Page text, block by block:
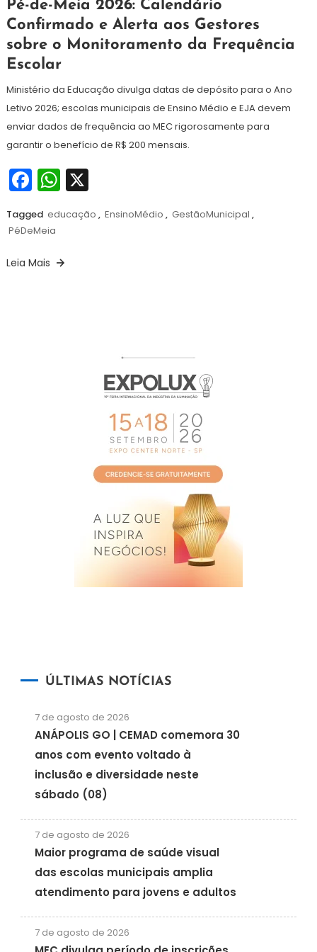
de
janeiro
de
2026
Pé-de-Meia 2026: Calendário
Confirmado e Alerta aos Gestores
sobre o Monitoramento da Frequência
Escolar
Ministério da Educação divulga datas de depósito para o Ano
Letivo 2026; escolas municipais de Ensino Médio e EJA devem
enviar dados de frequência ao MEC rigorosamente para
garantir o benefício de R$ 200 mensais.
Facebook
WhatsApp
X
Tagged educação , EnsinoMédio , GestãoMunicipal ,
PéDeMeia
Leia Mais
ÚLTIMAS NOTÍCIAS
7 de agosto de 2026
ANÁPOLIS GO | CEMAD comemora 30
anos com evento voltado à
inclusão e diversidade neste
sábado (08)
7 de agosto de 2026
Maior programa de saúde visual
das escolas municipais amplia
atendimento para jovens e adultos
7 de agosto de 2026